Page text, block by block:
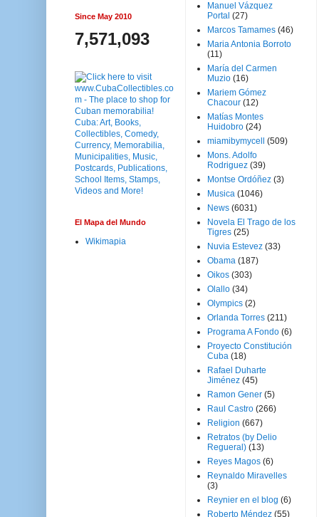
Since May 2010
7,571,093
El Mapa del Mundo
Wikimapia
Manuel Vázquez
Portal (27)
Marcos Tamames (46)
Maria Antonia Borroto
(11)
María del Carmen
Muzio (16)
Mariem Gómez
Chacour (12)
Matías Montes
Huidobro (24)
miamibymycell
(509)
Mons. Adolfo
Rodriguez (39)
Montse Ordóñez (3)
Musica (1046)
News (6031)
Novela El Trago de los
Tigres (25)
Nuvia Estevez (33)
Obama (187)
Oikos (303)
Olallo (34)
Olympics (2)
Orlanda Torres (211)
Programa A Fondo (6)
Proyecto Constitución
Cuba (18)
Rafael Duharte
Jiménez (45)
Ramon Gener (5)
Raul Castro (266)
Religion (667)
Retratos (by Delio
Regueral) (13)
Reyes Magos (6)
Reynaldo Miravelles
(3)
Reynier en el blog (6)
Roberto Méndez (55)